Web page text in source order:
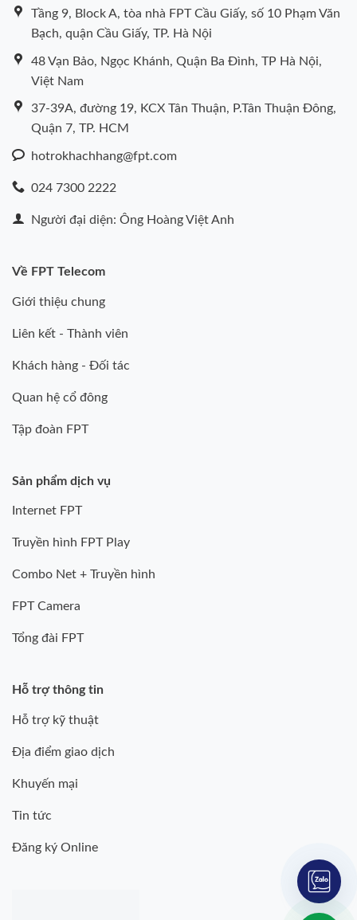
Tầng 9, Block A, tòa nhà FPT Cầu Giấy, số 10 Phạm Văn
Bạch, quận Cầu Giấy, TP. Hà Nội
48 Vạn Bảo, Ngọc Khánh, Quận Ba Đình, TP Hà Nội,
Việt Nam
37-39A, đường 19, KCX Tân Thuận, P.Tân Thuận Đông,
Quận 7, TP. HCM
hotrokhachhang@fpt.com
024 7300 2222
Người đại diện: Ông Hoàng Việt Anh
Về FPT Telecom
Giới thiệu chung
Liên kết - Thành viên
Khách hàng - Đối tác
Quan hệ cổ đông
Tập đoàn FPT
Sản phẩm dịch vụ
Internet FPT
Truyền hình FPT Play
Combo Net + Truyền hình
FPT Camera
Tổng đài FPT
Hỗ trợ thông tin
Hỗ trợ kỹ thuật
Địa điểm giao dịch
Khuyến mại
Tin tức
Đăng ký Online